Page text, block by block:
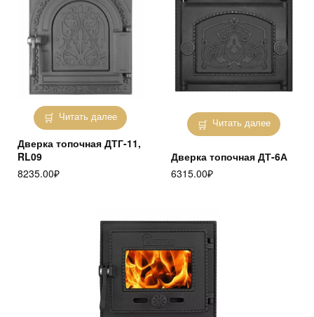
Читать далее
Дверка топочная ДТГ-11,
RL09
8235.00₽
Читать далее
Дверка топочная ДТ-6А
6315.00₽